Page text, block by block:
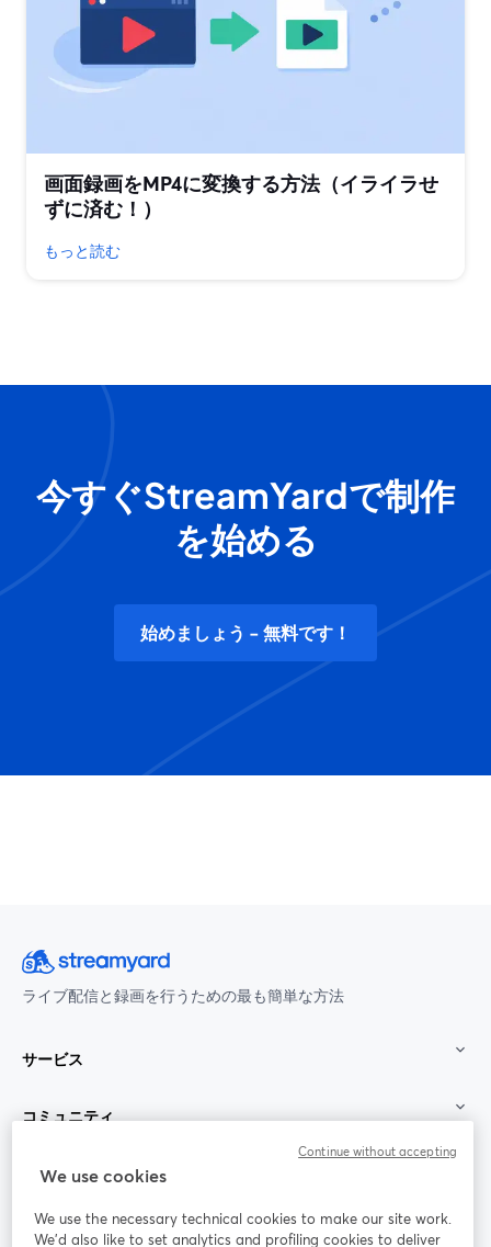
画面録画をMP4に変換する方法（イライラせ
ずに済む！）
もっと読む
今すぐStreamYardで制作
を始める
始めましょう - 無料です！
ライブ配信と録画を行うための最も簡単な方法
サービス
コミュニティ
StreamYard：
参加する
We use cookies
We use the necessary technical cookies to make our site work.
We'd also like to set analytics and profiling cookies to deliver
Continue without accepting